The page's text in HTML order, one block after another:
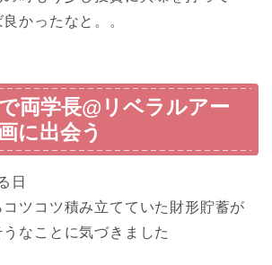
かったなと。。
両学長@リベラルアー
に出会う
日
ツコツ積み立てていた財形貯蓄が
なことに気づきました